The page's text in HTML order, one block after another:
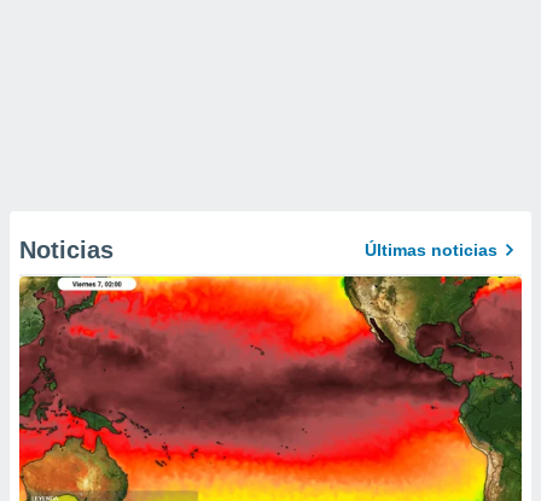
Noticias Últimas noticias